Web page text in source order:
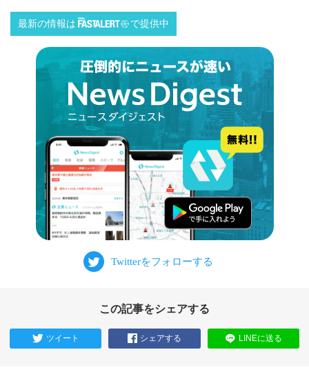
最新の情報は で提供中
この記事をシェアする
ツイート シェアする LINEに送る